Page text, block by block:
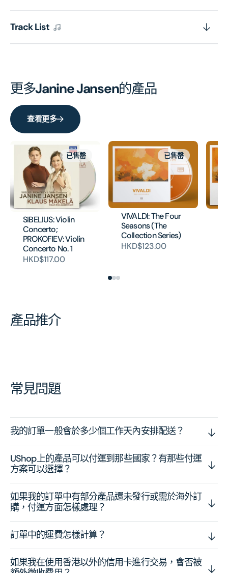
Track List
更多Janine Jansen的產品
查看更多
SIBELIUS: Violin
Concerto;
PROKOFIEV: Violin
Concerto No. 1
HKD$117.00
已售罄
VIVALDI: The Four
Seasons (The
Collection Series)
HKD$123.00
已售罄
產品推介
常見問題
我的訂單一般會於多少個工作天內安排配送？
UShop上的產品可以付運到那些國家？有那些付運
方案可以選擇？
如果我的訂單中有部分產品還未發行或需於海外訂
購，付運方面怎樣處理？
訂單中的運費怎樣計算？
如果我在使用香港以外的信用卡進行交易，會否被